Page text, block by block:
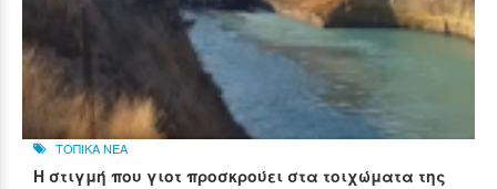
ΤΟΠΙΚΑ ΝΕΑ
Η στιγμή που γιοτ προσκρούει στα τοιχώματα της